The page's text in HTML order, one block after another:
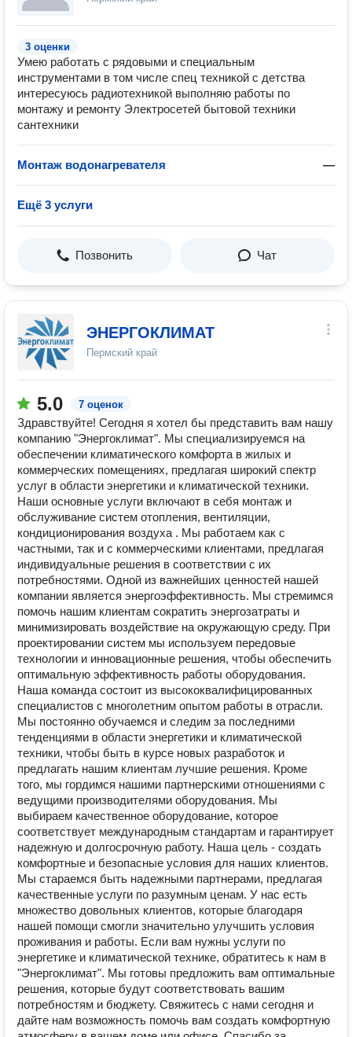
3 оценки
Умею работать с рядовыми и специальным
инструментами в том числе спец техникой с детства
интересуюсь радиотехникой выполняю работы по
монтажу и ремонту Электросетей бытовой техники
сантехники
Монтаж водонагревателя —
Ещё 3 услуги
Позвонить Чат
ЭНЕРГОКЛИМАТ
Пермский край
5.0 7 оценок
Здравствуйте! Сегодня я хотел бы представить вам нашу
компанию "Энергоклимат". Мы специализируемся на
обеспечении климатического комфорта в жилых и
коммерческих помещениях, предлагая широкий спектр
услуг в области энергетики и климатической техники.
Наши основные услуги включают в себя монтаж и
обслуживание систем отопления, вентиляции,
кондиционирования воздуха . Мы работаем как с
частными, так и с коммерческими клиентами, предлагая
индивидуальные решения в соответствии с их
потребностями. Одной из важнейших ценностей нашей
компании является энергоэффективность. Мы стремимся
помочь нашим клиентам сократить энергозатраты и
минимизировать воздействие на окружающую среду. При
проектировании систем мы используем передовые
технологии и инновационные решения, чтобы обеспечить
оптимальную эффективность работы оборудования.
Наша команда состоит из высококвалифицированных
специалистов с многолетним опытом работы в отрасли.
Мы постоянно обучаемся и следим за последними
тенденциями в области энергетики и климатической
техники, чтобы быть в курсе новых разработок и
предлагать нашим клиентам лучшие решения. Кроме
того, мы гордимся нашими партнерскими отношениями с
ведущими производителями оборудования. Мы
выбираем качественное оборудование, которое
соответствует международным стандартам и гарантирует
надежную и долгосрочную работу. Наша цель - создать
комфортные и безопасные условия для наших клиентов.
Мы стараемся быть надежными партнерами, предлагая
качественные услуги по разумным ценам. У нас есть
множество довольных клиентов, которые благодаря
нашей помощи смогли значительно улучшить условия
проживания и работы. Если вам нужны услуги по
энергетике и климатической технике, обратитесь к нам в
"Энергоклимат". Мы готовы предложить вам оптимальные
решения, которые будут соответствовать вашим
потребностям и бюджету. Свяжитесь с нами сегодня и
дайте нам возможность помочь вам создать комфортную